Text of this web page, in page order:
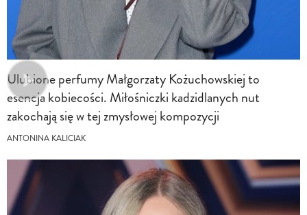
Ulubione perfumy Małgorzaty Kożuchowskiej to
esencja kobiecości. Miłośniczki kadzidlanych nut
zakochają się w tej zmysłowej kompozycji
ANTONINA KALICIAK